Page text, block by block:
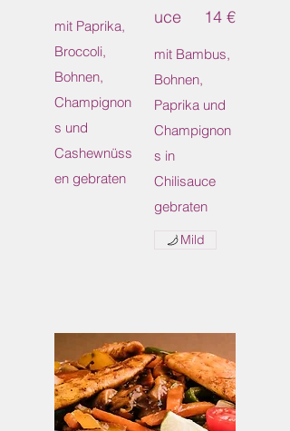
mit Paprika,
Broccoli,
Bohnen,
Champignon
s und
Cashewnüss
en gebraten
uce
mit Bambus,
Bohnen,
Paprika und
Champignon
s in
Chilisauce
gebraten
14 €
Mild